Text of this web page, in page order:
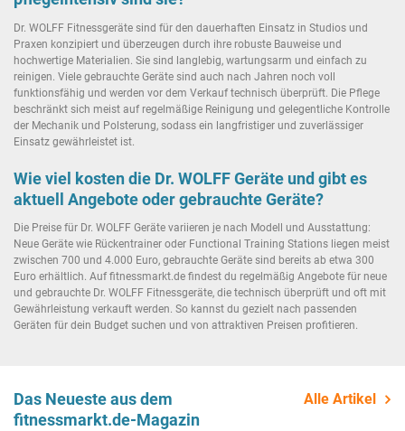
Dr. WOLFF Fitnessgeräte sind für den dauerhaften Einsatz in Studios und
Praxen konzipiert und überzeugen durch ihre robuste Bauweise und
hochwertige Materialien. Sie sind langlebig, wartungsarm und einfach zu
reinigen. Viele gebrauchte Geräte sind auch nach Jahren noch voll
funktionsfähig und werden vor dem Verkauf technisch überprüft. Die Pflege
beschränkt sich meist auf regelmäßige Reinigung und gelegentliche Kontrolle
der Mechanik und Polsterung, sodass ein langfristiger und zuverlässiger
Einsatz gewährleistet ist.
Wie viel kosten die Dr. WOLFF Geräte und gibt es
aktuell Angebote oder gebrauchte Geräte?
Die Preise für Dr. WOLFF Geräte variieren je nach Modell und Ausstattung:
Neue Geräte wie Rückentrainer oder Functional Training Stations liegen meist
zwischen 700 und 4.000 Euro, gebrauchte Geräte sind bereits ab etwa 300
Euro erhältlich. Auf fitnessmarkt.de findest du regelmäßig Angebote für neue
und gebrauchte Dr. WOLFF Fitnessgeräte, die technisch überprüft und oft mit
Gewährleistung verkauft werden. So kannst du gezielt nach passenden
Geräten für dein Budget suchen und von attraktiven Preisen profitieren.
Das Neueste aus dem
fitnessmarkt.de-Magazin
Alle Artikel